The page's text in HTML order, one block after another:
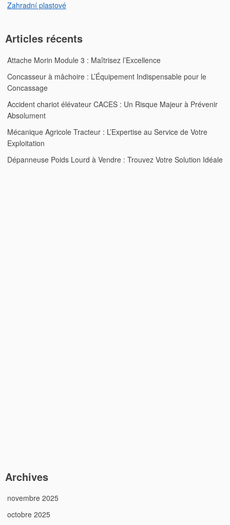
Zahradní plastové
Articles récents
Attache Morin Module 3 : Maîtrisez l’Excellence
Concasseur à mâchoire : L’Équipement Indispensable pour le
Concassage
Accident chariot élévateur CACES : Un Risque Majeur à Prévenir
Absolument
Mécanique Agricole Tracteur : L’Expertise au Service de Votre
Exploitation
Dépanneuse Poids Lourd à Vendre : Trouvez Votre Solution Idéale
Archives
novembre 2025
octobre 2025